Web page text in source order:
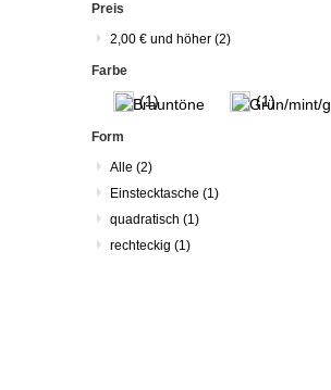
Preis
2,00 € und höher (2)
Farbe
(1) (1)
Form
Alle (2)
Einstecktasche (1)
quadratisch (1)
rechteckig (1)